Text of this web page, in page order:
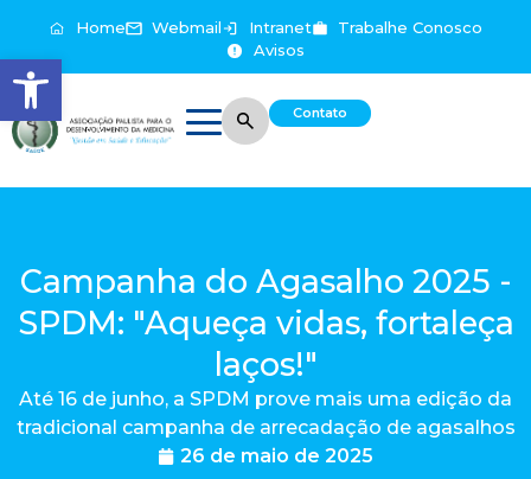
Abrir a barra de ferramentas
Home Webmail Intranet
Trabalhe Conosco
Avisos
Contato
Campanha do Agasalho 2025 -
SPDM: "Aqueça vidas, fortaleça
laços!"
Até 16 de junho, a SPDM prove mais uma edição da
tradicional campanha de arrecadação de agasalhos
26 de maio de 2025